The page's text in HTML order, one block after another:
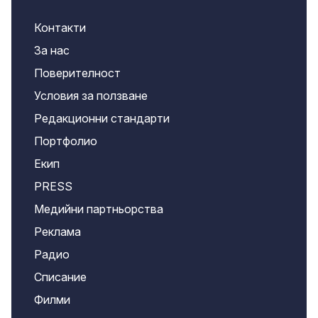
Контакти
За нас
Поверителност
Условия за ползване
Редакционни стандарти
Портфолио
Екип
PRESS
Медийни партньорства
Реклама
Радио
Списание
Филми